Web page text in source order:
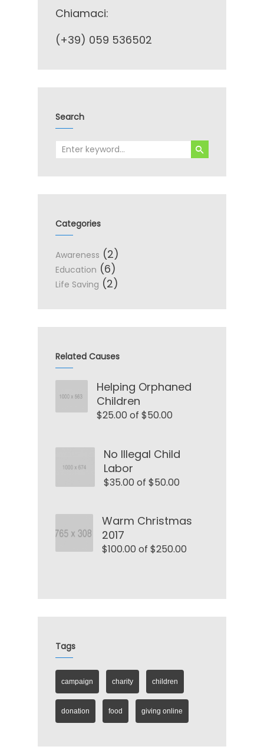
Chiamaci:
(+39) 059 536502
Search
Categories
Awareness (2)
Education (6)
Life Saving (2)
Related Causes
Helping Orphaned
Children
$25.00 of $50.00
No Illegal Child
Labor
$35.00 of $50.00
Warm Christmas
2017
$100.00 of $250.00
Tags
campaign charity children
donation food giving online